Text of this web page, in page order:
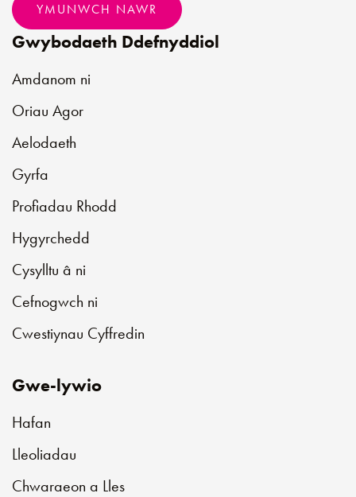
Gwybodaeth Ddefnyddiol
Amdanom ni
Oriau Agor
Aelodaeth
Gyrfa
Profiadau Rhodd
Hygyrchedd
Cysylltu â ni
Cefnogwch ni
Cwestiynau Cyffredin
Gwe-lywio
Hafan
Lleoliadau
Chwaraeon a Lles
YMUNWCH NAWR